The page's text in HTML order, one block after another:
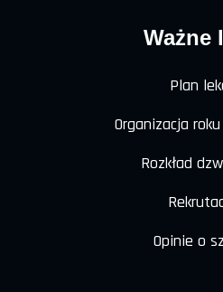
Ważne
Plan
Organizacja
Rozkład
Opinie o